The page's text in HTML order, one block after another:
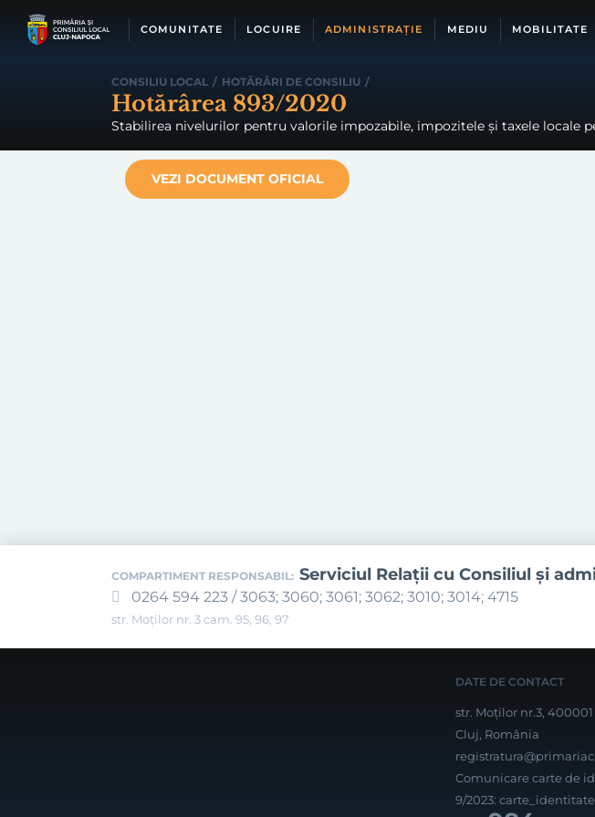
COMUNITATE LOCUIRE ADMINISTRAȚIE MEDIU MOBILITATE
CONSILIU LOCAL / HOTĂRÂRI DE CONSILIU /
Hotărârea 893/2020
Stabilirea nivelurilor pentru valorile impozabile, impozitele și taxele locale
VEZI DOCUMENT OFICIAL
COMPARTIMENT RESPONSABIL: Serviciul Relaţii cu Consiliul şi
0264 594 223 / 3063; 3060; 3061; 3062; 3010; 3014; 4715
str. Moților nr. 3 cam. 95, 96, 97
DATE DE CONTACT
str. Moților nr.3,
Cluj, România
Comunicare carte de
9/2023: